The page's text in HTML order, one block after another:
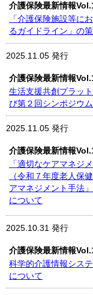
介護保険最新情報
「介護保険施設等に
るガイドライン」の
2025.11.05 発行
介護保険最新情報
生活支援共創プラッ
び第２回シンポジウ
2025.11.05 発行
介護保険最新情報
「適切なケアマネジ
（令和７年度老人保
アマネジメント手法
について
2025.10.31 発行
介護保険最新情報
科学的介護情報シス
について